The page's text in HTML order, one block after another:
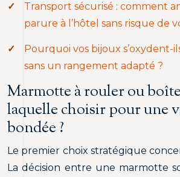
Transport sécurisé : comment
parure à l’hôtel sans risque de
Pourquoi vos bijoux s’oxydent-
sans un rangement adapté ?
Marmotte à rouler ou
laquelle choisir pour une
bondée ?
Le premier choix stratégique
La décision entre une marmotte